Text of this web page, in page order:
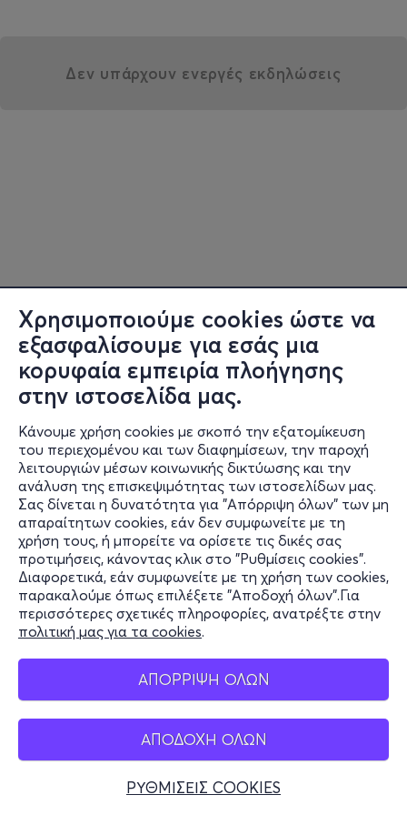
Χρησιμοποιούμε cookies ώστε να
εξασφαλίσουμε για εσάς μια
κορυφαία εμπειρία πλοήγησης
στην ιστοσελίδα μας.
Κάνουμε χρήση cookies με σκοπό την εξατομίκευση
του περιεχομένου και των διαφημίσεων, την παροχή
λειτουργιών μέσων κοινωνικής δικτύωσης και την
ανάλυση της επισκεψιμότητας των ιστοσελίδων μας.
Σας δίνεται η δυνατότητα για "Απόρριψη όλων" των μη
απαραίτητων cookies, εάν δεν συμφωνείτε με τη
χρήση τους, ή μπορείτε να ορίσετε τις δικές σας
προτιμήσεις, κάνοντας κλικ στο "Ρυθμίσεις cookies".
Διαφορετικά, εάν συμφωνείτε με τη χρήση των cookies,
παρακαλούμε όπως επιλέξετε "Αποδοχή όλων".Για
περισσότερες σχετικές πληροφορίες, ανατρέξτε στην
πολιτική μας για τα cookies.
ΑΠΟΡΡΙΨΗ ΟΛΩΝ
ΑΠΟΔΟΧΗ ΟΛΩΝ
ΡΥΘΜΙΣΕΙΣ COOKIES
Δεν υπάρχουν ενεργές εκδηλώσεις